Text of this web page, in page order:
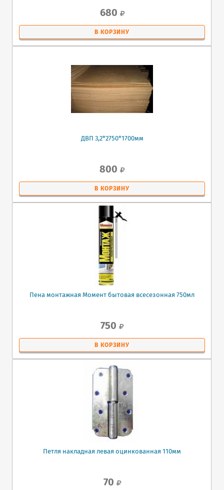
680
В КОРЗИНУ
ДВП 3,2*2750*1700мм
800
В КОРЗИНУ
Пена монтажная Момент бытовая всесезонная 750мл
750
В КОРЗИНУ
Петля накладная левая оцинкованная 110мм
70